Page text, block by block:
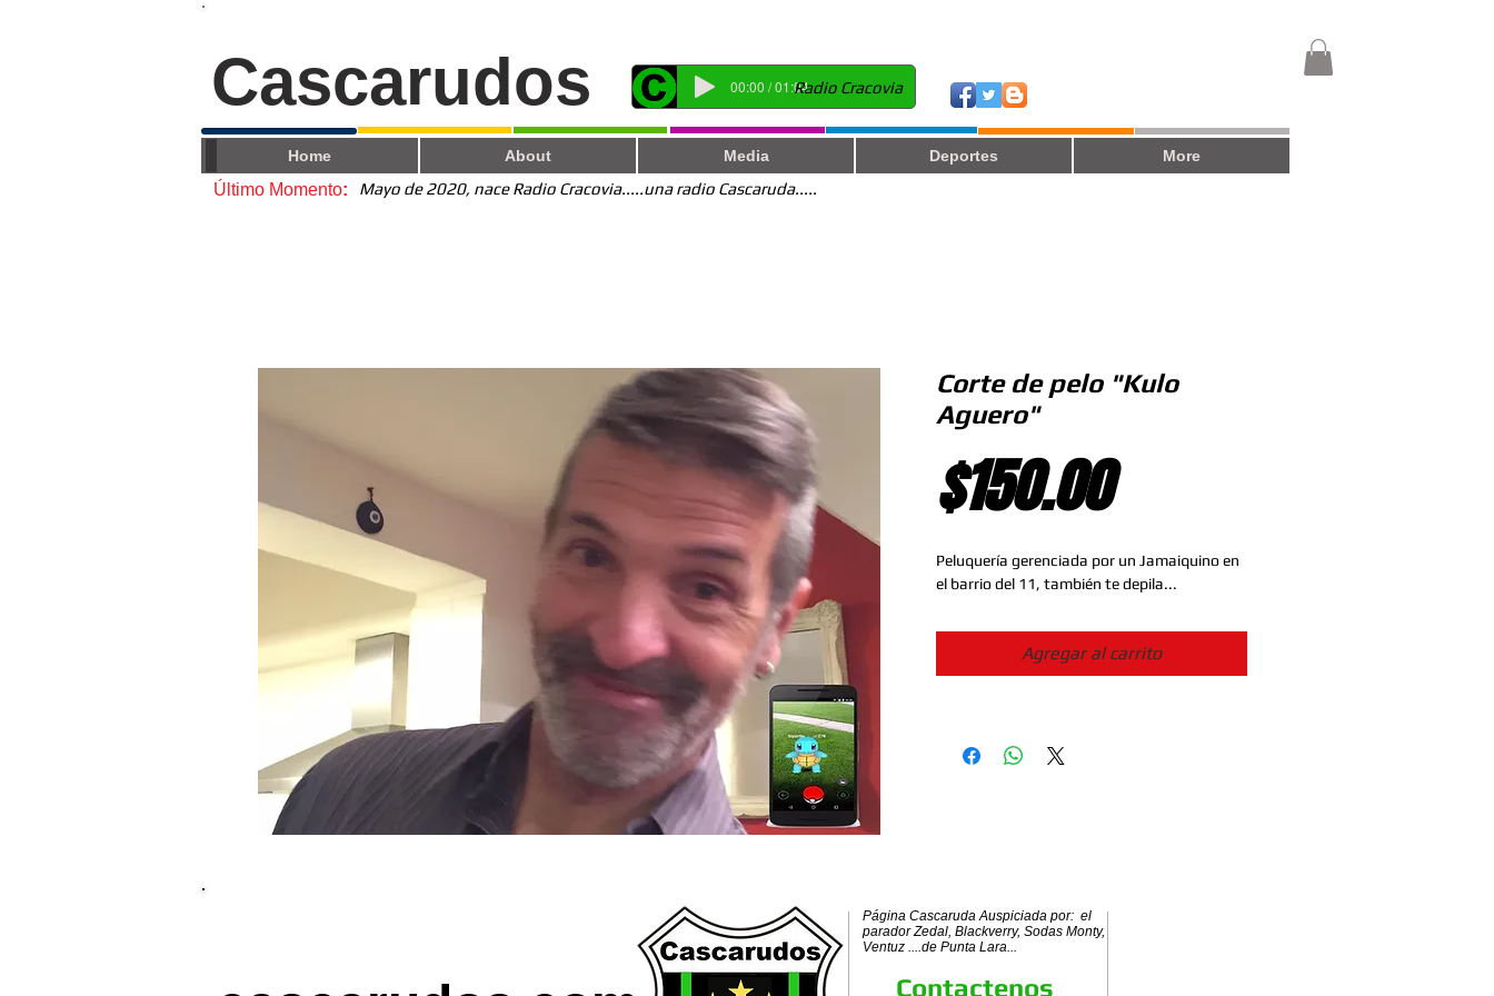
Cascarudos 00:00 / 01:04Radio Cracovia
Home About Media Deportes More
Último Momento: Mayo de 2020, nace Radio Cracovia.....una radio Cascaruda.....
Corte de pelo "Kulo
Aguero"
$150.00Precio
Peluquería gerenciada por un Jamaiquino en
el barrio del 11, también te depila...
Agregar al carrito
Página Cascaruda Auspiciada por: el
parador Zedal, Blackverry, Sodas Monty,
Ventuz ....de Punta Lara...
Contactenos